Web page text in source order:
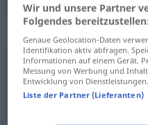
Synonyme
ernst,schwerwiegend,
gravierend,weitreichend,
Wir und unsere Partner
Folgendes
Genaue Geolocation-Daten
Identifikation aktiv abfragen.
Informationen auf einem Gerät.
Messung von Werbung und
Entwicklung von Dienstleistungen.
Liste der Partner (Lieferanten)